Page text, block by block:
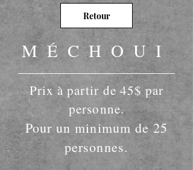
Retour
MÉCHOUI
Prix à partir de 45$ par
personne.
Pour un minimum de 25
personnes.